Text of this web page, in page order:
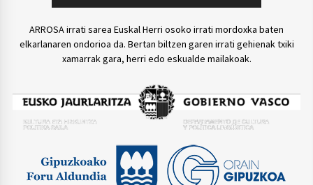
ARROSA irrati sarea Euskal Herri osoko irrati mordoxka baten
elkarlanaren ondorioa da. Bertan biltzen garen irrati gehienak txiki
xamarrak gara, herri edo eskualde mailakoak.